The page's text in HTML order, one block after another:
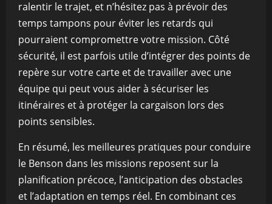
ralentir le trajet, et n’hésitez pas à prévoir des
temps tampons pour éviter les retards qui
pourraient compromettre votre mission. Côté
sécurité, il est parfois utile d’intégrer des points de
repère sur votre carte et de travailler avec une
équipe qui peut vous aider à sécuriser les
itinéraires et à protéger la cargaison lors des
points sensibles.
En résumé, les meilleures pratiques pour conduire
le Benson dans les missions reposent sur la
planification précoce, l’anticipation des obstacles
et l’adaptation en temps réel. En combinant ces